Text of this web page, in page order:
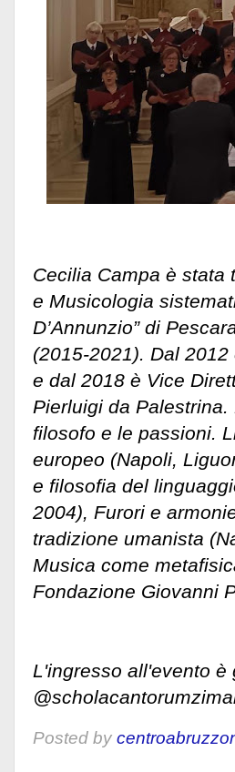
Cecilia Campa è stata
e Musicologia
D’Annunzio” di
(2015-2021). Dal
e dal 2018 è Vice
Pierluigi da
filosofo e le passioni.
europeo (Napoli,
e filosofia del
2004), Furori e
tradizione umanista
Musica come
Fondazione Giovanni
L'ingresso all'evento è
Posted by